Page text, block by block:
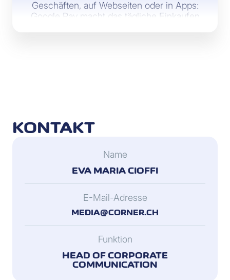
Geschäften, auf Webseiten oder in Apps:
Google Pay macht das tägliche Einkaufen
KONTAKT
Name
EVA MARIA CIOFFI
E-Mail-Adresse
MEDIA@CORNER.CH
Funktion
HEAD OF CORPORATE
COMMUNICATION